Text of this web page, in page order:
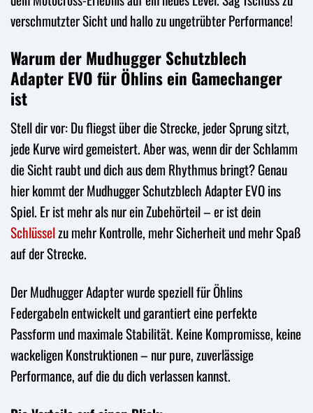
verschmutzter Sicht und hallo zu ungetrübter Performance!
Warum der Mudhugger Schutzblech
Adapter EVO für Öhlins ein Gamechanger
ist
Stell dir vor: Du fliegst über die Strecke, jeder Sprung sitzt,
jede Kurve wird gemeistert. Aber was, wenn dir der Schlamm
die Sicht raubt und dich aus dem Rhythmus bringt? Genau
hier kommt der Mudhugger Schutzblech Adapter EVO ins
Spiel. Er ist mehr als nur ein Zubehörteil – er ist dein
Schlüsselzu mehr Kontrolle, mehr Sicherheit und mehr Spaß
auf der Strecke.
Der Mudhugger Adapter wurde speziell für Öhlins
Federgabeln entwickelt und garantiert eine perfekte
Passform und maximale Stabilität. Keine Kompromisse, keine
wackeligen Konstruktionen – nur pure, zuverlässige
Performance, auf die du dich verlassen kannst.